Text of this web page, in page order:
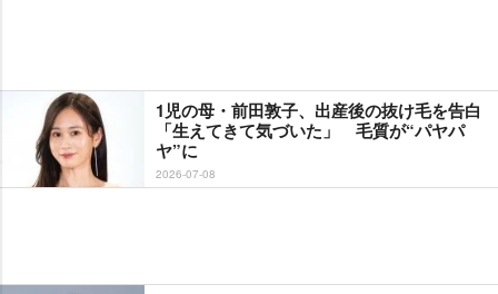
1児の母・前田敦子、出産後の抜け毛を告白
「生えてきて気づいた」 毛質が“パヤパ
ヤ”に
2026-07-08